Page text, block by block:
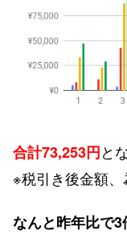
合計73,253円と
※税引き後金額、
なんと昨年比で3